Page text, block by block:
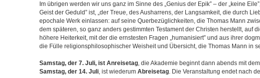
Im übrigen werden wir uns ganz im Sinne des „Genius der Epik” ‒ der „keine
Geist der Geduld” ist, „der Treue, des Ausharrens, der Langsamkeit, die durch
epochale Werk einlassen: auf seine Querbezüglichkeiten, die Thomas Mann
dem späteren, so ganz anders gestimmten Testament der Christen herstellt, auf
höhere Heiterkeit, mit der die ernstesten Fragen „humanisiert” und aus ihrer
die Fülle religionsphilosophischer Weisheit und Übersicht, die Thomas Mann in
Samstag, der 7. Juli, ist Anreisetag, die Akademie beginnt dann abends mit
Samstag, der 14. Juli, ist wiederum Abreisetag. Die Veranstaltung endet nach